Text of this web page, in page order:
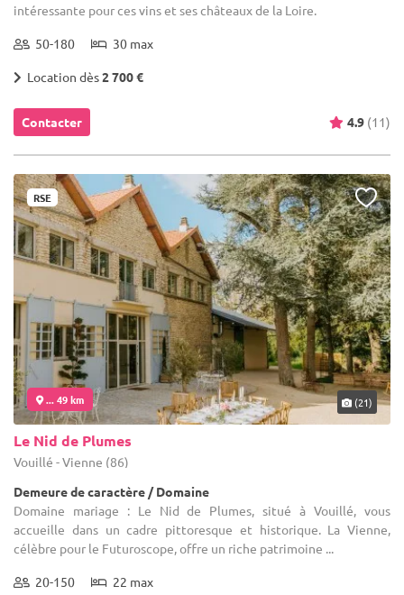
intéressante pour ces vins et ses châteaux de la Loire.
50-180 30 max
Location dès2 700 €
Contacter 4.9 (11)
RSE
... 49 km (21)
Le Nid de Plumes
Vouillé - Vienne (86)
Demeure de caractère / Domaine
Domaine mariage : Le Nid de Plumes, situé à Vouillé, vous
accueille dans un cadre pittoresque et historique. La Vienne,
célèbre pour le Futuroscope, offre un riche patrimoine ...
20-150 22 max